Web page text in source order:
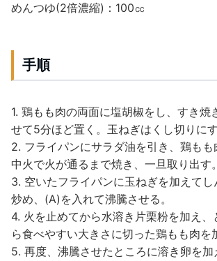
めんつゆ(2倍濃縮)：100㏄
手順
1. 鶏もも肉の両面に塩胡椒をし、すき焼
せて5分ほど置く。玉ねぎはくし切りにす
2. フライパンにサラダ油を引き、鶏も
中火で火が通るまで焼き、一旦取り出す。
3. 空いたフライパンに玉ねぎを加えて
炒め、(A)を入れて沸騰させる。
4. 火を止めてから水溶き片栗粉を加え、
ら食べやすい大きさに切った鶏もも肉を
5. 再度、沸騰させたところに溶き卵を